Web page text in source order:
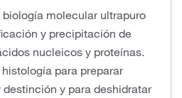
molecular ultrapuro
y precipitación de
nucleicos y proteínas.
para preparar
y para deshidratar